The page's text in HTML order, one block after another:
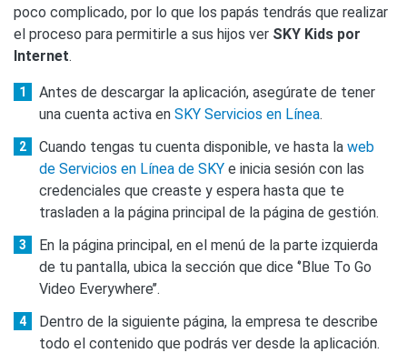
poco complicado, por lo que los papás tendrás que realizar
el proceso para permitirle a sus hijos ver SKY Kids por
Internet.
Antes de descargar la aplicación, asegúrate de tener
una cuenta activa en SKY Servicios en Línea.
Cuando tengas tu cuenta disponible, ve hasta la web
de Servicios en Línea de SKY e inicia sesión con las
credenciales que creaste y espera hasta que te
trasladen a la página principal de la página de gestión.
En la página principal, en el menú de la parte izquierda
de tu pantalla, ubica la sección que dice ‘’Blue To Go
Video Everywhere’’.
Dentro de la siguiente página, la empresa te describe
todo el contenido que podrás ver desde la aplicación.